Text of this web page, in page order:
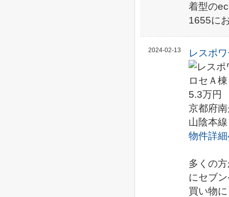
着型の
1655に
2024-02-13 レスポ
5.3万円
京都府
山陰本
物件詳
多くの
にセブ
買い物